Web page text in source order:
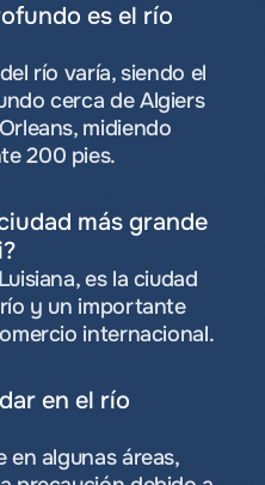
es el río
río varía, siendo el
cerca de Algiers
midiendo
200 pies.
más grande
es la ciudad
y un importante
internacional.
en el río
en algunas áreas,